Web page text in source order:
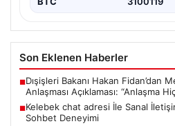
Son Eklenen Haberler
■Dışişleri Bakanı Hakan Fidan’dan
Anlaşması Açıklaması: “Anlaşma
■Kelebek chat adresi İle Sanal
Sohbet Deneyimi